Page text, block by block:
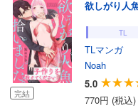
完結
欲しがり人
TL
TLマンガ
Noah
5.0
770円 (税込)